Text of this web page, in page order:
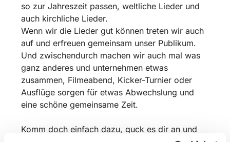
so zur Jahreszeit passen, weltliche Lieder und
auch kirchliche Lieder.
Wenn wir die Lieder gut können treten wir auch
auf und erfreuen gemeinsam unser Publikum.
Und zwischendurch machen wir auch mal was
ganz anderes und unternehmen etwas
zusammen, Filmeabend, Kicker-Turnier oder
Ausflüge sorgen für etwas Abwechslung und
eine schöne gemeinsame Zeit.
Komm doch einfach dazu, guck es dir an und